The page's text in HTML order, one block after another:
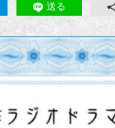
送る